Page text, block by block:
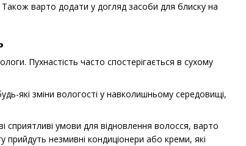
варто додати у догляд засоби для блиску на
Пухнастість часто спостерігається в сухому
які зміни вологості у навколишньому середовищі,
умови для відновлення волосся, варто
незмивні кондиціонери або креми, які